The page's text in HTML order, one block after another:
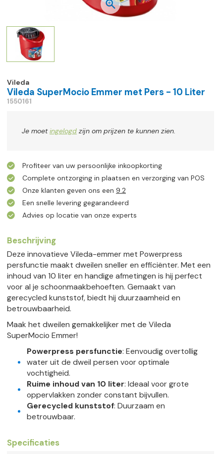
Vileda
Vileda SuperMocio Emmer met Pers - 10 Liter
1550161
Je moetingelogd zijn om prijzen te kunnen zien.
Profiteer van uw persoonlijke inkoopkorting
Complete ontzorging in plaatsen en verzorging van POS
Onze klanten geven ons een 9.2
Een snelle levering gegarandeerd
Advies op locatie van onze experts
Beschrijving
Deze innovatieve Vileda-emmer met Powerpress
persfunctie maakt dweilen sneller en efficiënter. Met een
inhoud van 10 liter en handige afmetingen is hij perfect
voor al je schoonmaakbehoeften. Gemaakt van
gerecycled kunststof, biedt hij duurzaamheid en
betrouwbaarheid.
Maak het dweilen gemakkelijker met de Vileda
SuperMocio Emmer!
Powerpress persfunctie: Eenvoudig overtollig
water uit de dweil persen voor optimale
vochtigheid.
Ruime inhoud van 10 liter: Ideaal voor grote
oppervlakken zonder constant bijvullen.
Gerecycled kunststof: Duurzaam en
betrouwbaar.
Specificaties